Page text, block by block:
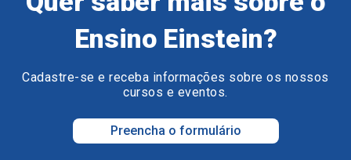
Ensino Einstein?
Cadastre-se e receba informações sobre os nossos
cursos e eventos.
Preencha o formulário